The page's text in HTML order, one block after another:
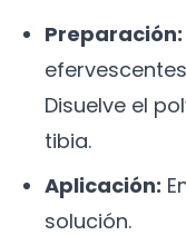
Preparación:
Disuelve el
tibia.
Aplicación:
solución.